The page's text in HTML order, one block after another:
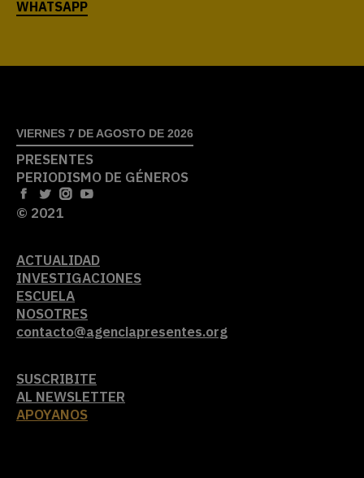
VIERNES 7 DE AGOSTO DE 2026
PRESENTES
PERIODISMO DE GÉNEROS
© 2021
ACTUALIDAD
INVESTIGACIONES
ESCUELA
NOSOTRES
contacto@agenciapresentes.org
SUSCRIBITE
AL NEWSLETTER
APOYANOS